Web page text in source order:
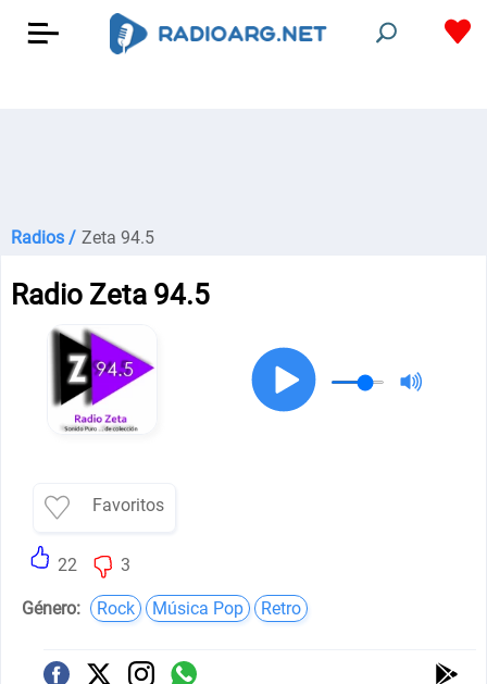
Radios / Zeta 94.5
Radio Zeta 94.5
Favoritos
22 3
Género: Rock Música Pop Retro